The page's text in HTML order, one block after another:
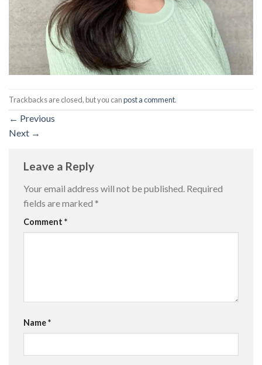
Trackbacks are closed, but you canpost a comment.
← Previous
Next →
Leave a Reply
Your email address will not be published. Required
fields are marked *
Comment *
Name*